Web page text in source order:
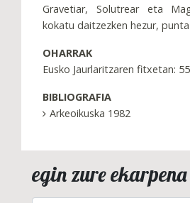
Gravetiar, Solutrear eta
kokatu daitzezken hezur,
OHARRAK
Eusko Jaurlaritzaren fitxetan:
BIBLIOGRAFIA
Arkeoikuska 1982
egin zure ekarpena